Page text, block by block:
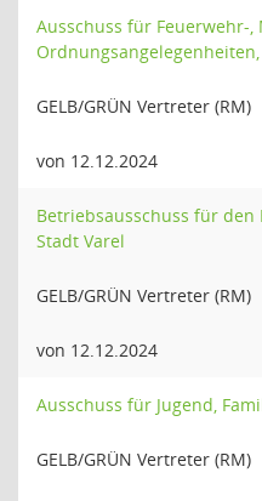
Ausschuss für Feuerwehr-,
GELB/GRÜN Vertreter (RM)
von 12.12.2024
Betriebsausschuss für
Stadt Varel
GELB/GRÜN Vertreter (RM)
von 12.12.2024
Ausschuss für Jugend,
GELB/GRÜN Vertreter (RM)